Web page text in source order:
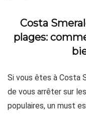
Costa
plages:
Si vous êtes à Costa
de vous arrêter sur
populaires, un must